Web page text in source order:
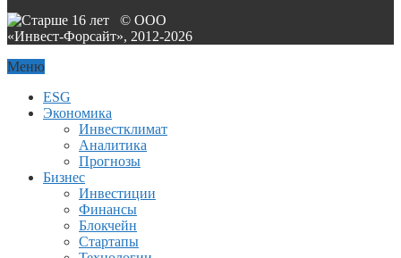
© ООО
«Инвест-Форсайт», 2012-2026
Меню
ESG
Экономика
Инвестклимат
Аналитика
Прогнозы
Бизнес
Инвестиции
Финансы
Блокчейн
Стартапы